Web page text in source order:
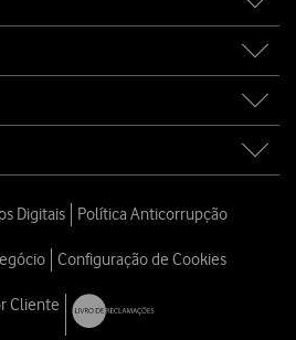
Digitais Política Anticorrupção
Configuração de Cookies
Cliente